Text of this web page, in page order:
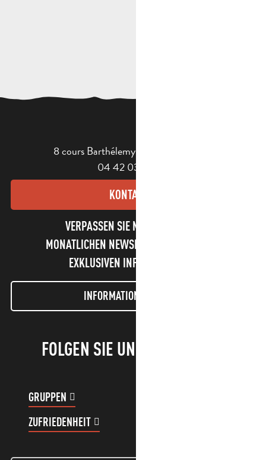
8 cours Barthélemy - 13400 Aubagne
04 42 03 49 98
KONTAKT
VERPASSEN SIE NICHT UNSEREN
MONATLICHEN NEWSLETTER UND UNSERE
EXKLUSIVEN INFORMATIONEN!
INFORMATIONEN LETTER
FOLGEN SIE UNS!
GRUPPEN
ZUFRIEDENHEIT